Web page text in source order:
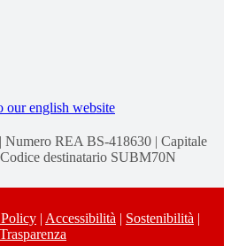
our english website
Numero REA BS-418630 | Capitale
destinatario SUBM70N
| Accessibilità | Sostenibilità |
Trasparenza